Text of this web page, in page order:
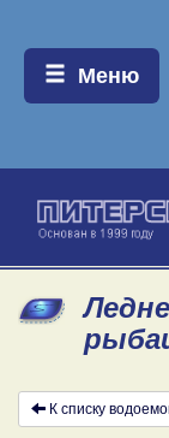
Меню:
Меню
К списку